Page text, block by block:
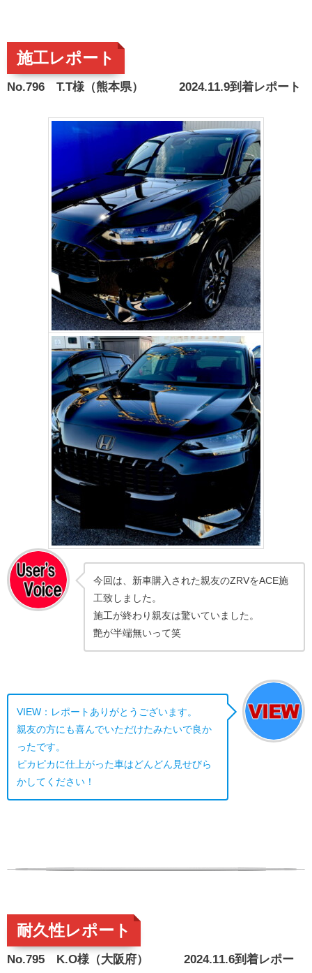
施工レポート
No.796 T.T様（熊本県） 2024.11.9到着レポート
今回は、新車購入された親友のZRVをACE施
工致しました。
施工が終わり親友は驚いていました。
艶が半端無いって笑
VIEW：レポートありがとうございます。
親友の方にも喜んでいただけたみたいで良か
ったです。
ピカピカに仕上がった車はどんどん見せびら
かしてください！
耐久性レポート
No.795 K.O様（大阪府） 2024.11.6到着レポー